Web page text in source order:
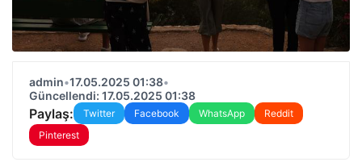
admin•17.05.2025 01:38•
Güncellendi: 17.05.2025 01:38
Paylaş: Twitter Facebook WhatsApp
Reddit
Pinterest